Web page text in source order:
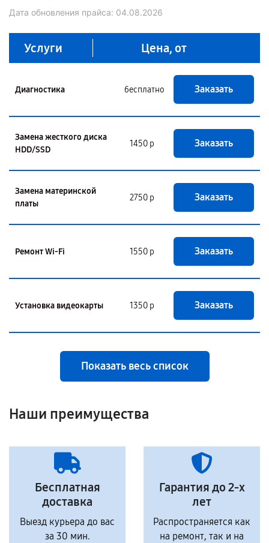
Дата обновления прайса: 04.08.2026
Услуги Цена, от
Диагностика бесплатно Заказать
Замена жесткого диска
HDD/SSD
1450 р Заказать
Замена материнской
платы
2750 р Заказать
Ремонт Wi-Fi 1550 р Заказать
Установка видеокарты 1350 р Заказать
Показать весь список
Наши преимущества
Бесплатная
доставка
Выезд курьера до вас
за 30 мин.
Гарантия до 2-х
лет
Распространяется как
на ремонт, так и на